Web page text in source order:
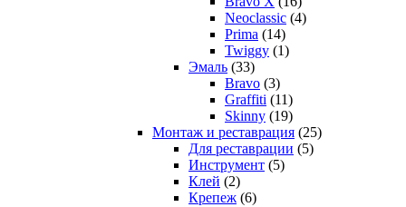
Neoclassic (4)
Prima (14)
Twiggy (1)
Эмаль (33)
Bravo (3)
Graffiti (11)
Skinny (19)
Монтаж и реставрация (25)
Для реставрации (5)
Инструмент (5)
Клей (2)
Крепеж (6)